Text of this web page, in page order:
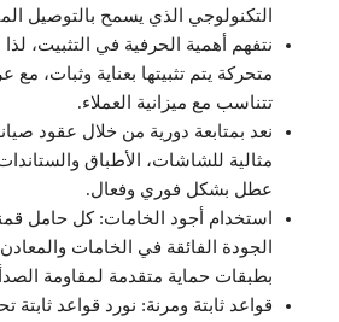
التكنولوجي الذي يسمح بالتوصيل
نتفهم أهمية الحرفية في التثبيت،
متحركة يتم تثبيتها بعناية وثبات،
تتناسب مع ميزانية العملاء.
نعد بمتابعة دورية من خلال عقود
مثالية للشاشات، الأطباق
عطل بشكل فوري وفعال.
استخدام أجود الخامات: كل حامل
الجودة الفائقة في الخامات
بطبقات حماية متقدمة لمقاومة
قواعد ثابتة ومرنة: نورد قواعد ثابتة